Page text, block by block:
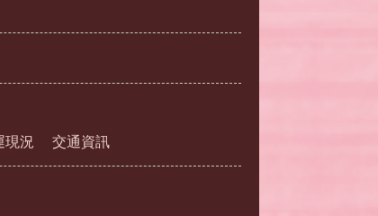
現況 交通資訊